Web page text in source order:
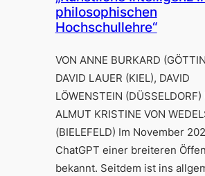
philosophischen
Hochschullehre“
VON ANNE BURKARD
DAVID LAUER (KIEL), DAVID
LÖWENSTEIN (DÜSSELDORF)
ALMUT KRISTINE VON
(BIELEFELD) Im November
ChatGPT einer breiteren
bekannt. Seitdem ist ins